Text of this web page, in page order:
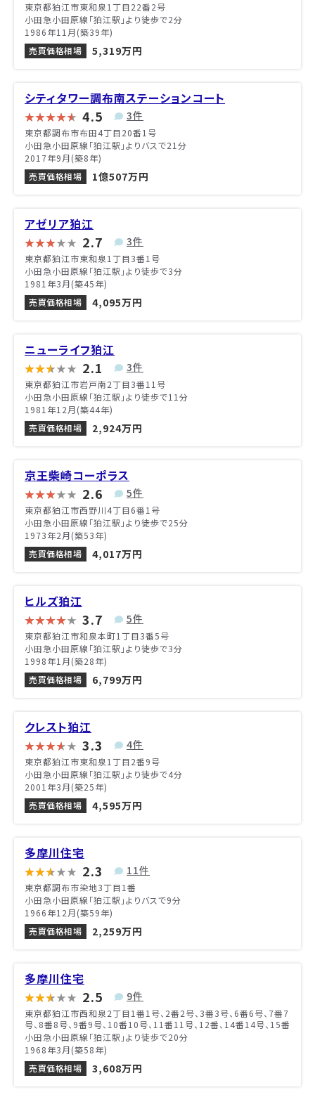
東京都狛江市東和泉1丁目22番2号
小田急小田原線「狛江駅」より徒歩で2分
1986年11月(築39年)
売買価格相場
5,319万円
シティタワー調布南ステーションコート
4.5 3件
東京都調布市布田4丁目20番1号
小田急小田原線「狛江駅」よりバスで21分
2017年9月(築8年)
売買価格相場
1億507万円
アゼリア狛江
2.7 3件
東京都狛江市東和泉1丁目3番1号
小田急小田原線「狛江駅」より徒歩で3分
1981年3月(築45年)
売買価格相場
4,095万円
ニューライフ狛江
2.1 3件
東京都狛江市岩戸南2丁目3番11号
小田急小田原線「狛江駅」より徒歩で11分
1981年12月(築44年)
売買価格相場
2,924万円
京王柴崎コーポラス
2.6 5件
東京都狛江市西野川4丁目6番1号
小田急小田原線「狛江駅」より徒歩で25分
1973年2月(築53年)
売買価格相場
4,017万円
ヒルズ狛江
3.7 5件
東京都狛江市和泉本町1丁目3番5号
小田急小田原線「狛江駅」より徒歩で3分
1998年1月(築28年)
売買価格相場
6,799万円
クレスト狛江
3.3 4件
東京都狛江市東和泉1丁目2番9号
小田急小田原線「狛江駅」より徒歩で4分
2001年3月(築25年)
売買価格相場
4,595万円
多摩川住宅
2.3 11件
東京都調布市染地3丁目1番
小田急小田原線「狛江駅」よりバスで9分
1966年12月(築59年)
売買価格相場
2,259万円
多摩川住宅
2.5 9件
東京都狛江市西和泉2丁目1番1号、2番2号、3番3号、6番6号、7番7
号、8番8号、9番9号、10番10号、11番11号、12番、14番14号、15番
小田急小田原線「狛江駅」より徒歩で20分
1968年3月(築58年)
売買価格相場
3,608万円